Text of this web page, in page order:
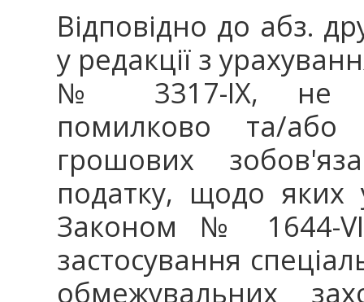
Відповідно до абз.
у редакції з
№ 3317-ІХ, не
помилково та/або
грошових
податку, щодо яких
Законом № 1644-
застосування
обмежувальних